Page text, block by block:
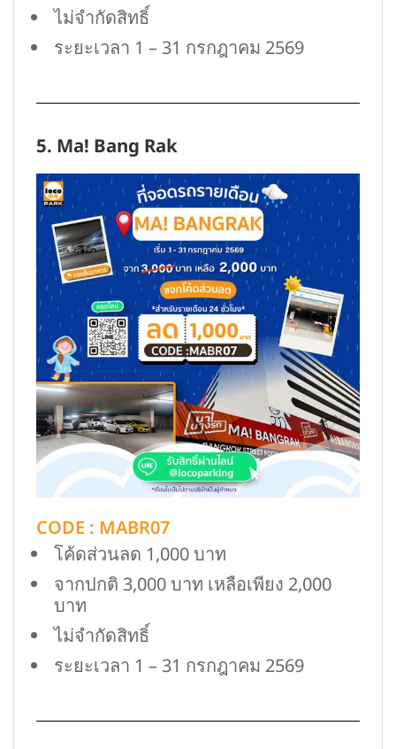
ไม่จำกัดสิทธิ์
ระยะเวลา 1 – 31 กรกฎาคม 2569
5. Ma! Bang Rak
CODE : MABR07
โค้ดส่วนลด 1,000 บาท
จากปกติ 3,000 บาท เหลือเพียง 2,000
บาท
ไม่จำกัดสิทธิ์
ระยะเวลา 1 – 31 กรกฎาคม 2569